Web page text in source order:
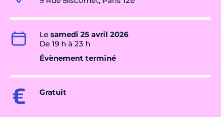
Le samedi 25 avril 2026
De 19 h à 23 h
Évènement terminé
Gratuit